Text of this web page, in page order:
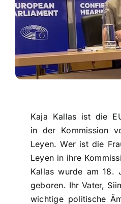
Kaja Kallas ist die
in der Kommission
Leyen. Wer ist die
Leyen in ihre
Kallas wurde am 18.
geboren. Ihr Vater,
wichtige politische